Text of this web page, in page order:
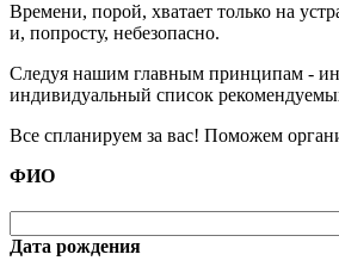
Времени, порой, хватает только на
и, попросту, небезопасно.
Следуя нашим главным принципам -
индивидуальный список
Все спланируем за вас! Поможем
ФИО
Дата рождения